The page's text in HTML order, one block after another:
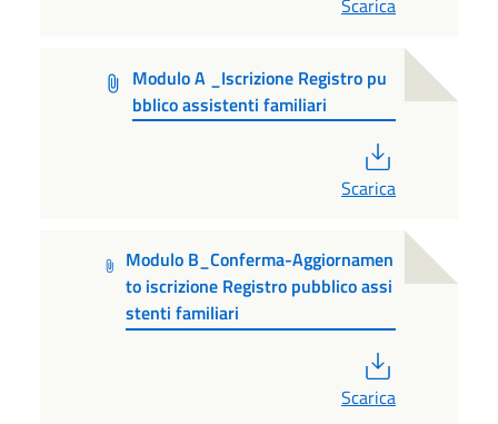
Scarica
Modulo A _Iscrizione Registro pu
bblico assistenti familiari
Scarica
Modulo B_Conferma-Aggiornamen
to iscrizione Registro pubblico assi
stenti familiari
Scarica